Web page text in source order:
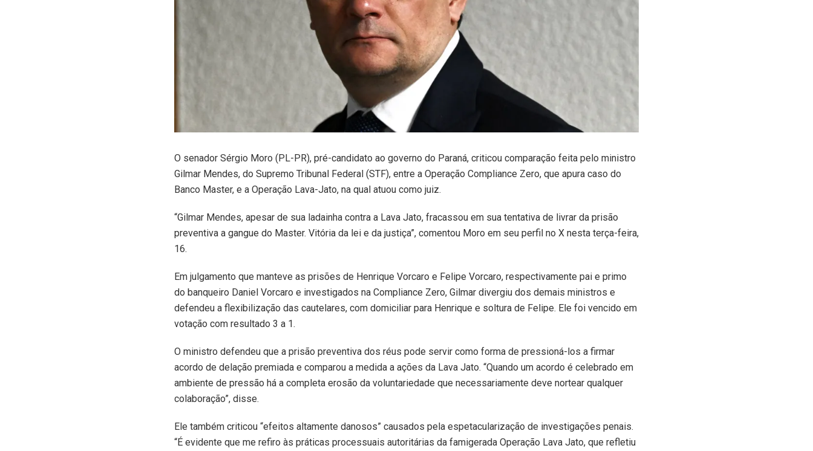
O senador Sérgio Moro (PL-PR), pré-candidato ao governo do Paraná, criticou comparação feita pelo ministro
Gilmar Mendes, do Supremo Tribunal Federal (STF), entre a Operação Compliance Zero, que apura caso do
Banco Master, e a Operação Lava-Jato, na qual atuou como juiz.
“Gilmar Mendes, apesar de sua ladainha contra a Lava Jato, fracassou em sua tentativa de livrar da prisão
preventiva a gangue do Master. Vitória da lei e da justiça”, comentou Moro em seu perfil no X nesta terça-feira,
16.
Em julgamento que manteve as prisões de Henrique Vorcaro e Felipe Vorcaro, respectivamente pai e primo
do banqueiro Daniel Vorcaro e investigados na Compliance Zero, Gilmar divergiu dos demais ministros e
defendeu a flexibilização das cautelares, com domiciliar para Henrique e soltura de Felipe. Ele foi vencido em
votação com resultado 3 a 1.
O ministro defendeu que a prisão preventiva dos réus pode servir como forma de pressioná-los a firmar
acordo de delação premiada e comparou a medida a ações da Lava Jato. “Quando um acordo é celebrado em
ambiente de pressão há a completa erosão da voluntariedade que necessariamente deve nortear qualquer
colaboração”, disse.
Ele também criticou “efeitos altamente danosos” causados pela espetacularização de investigações penais.
“É evidente que me refiro às práticas processuais autoritárias da famigerada Operação Lava Jato, que refletiu